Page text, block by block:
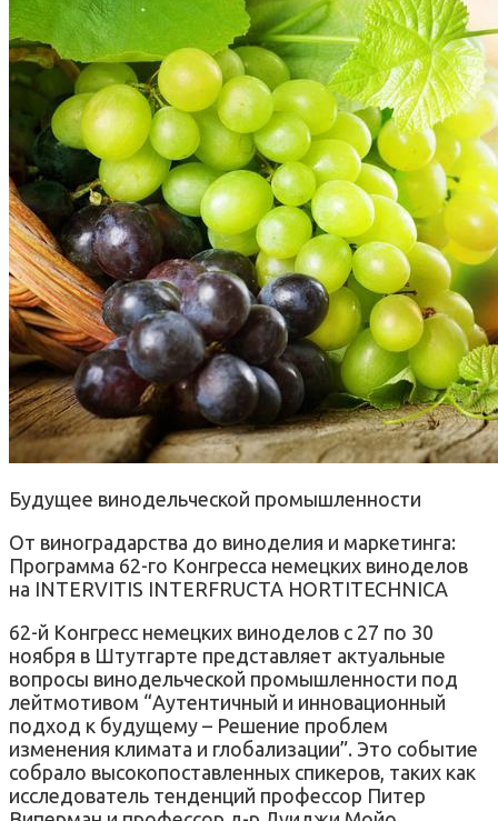
Будущее винодельческой промышленности
От виноградарства до виноделия и маркетинга:
Программа 62-го Конгресса немецких виноделов
на INTERVITIS INTERFRUCTA HORTITECHNICA
62-й Конгресс немецких виноделов с 27 по 30
ноября в Штутгарте представляет актуальные
вопросы винодельческой промышленности под
лейтмотивом “Аутентичный и инновационный
подход к будущему – Решение проблем
изменения климата и глобализации”. Это событие
собрало высокопоставленных спикеров, таких как
исследователь тенденций профессор Питер